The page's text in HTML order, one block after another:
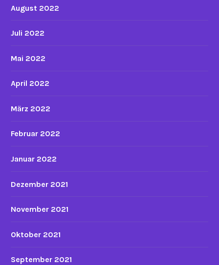
August 2022
Juli 2022
Mai 2022
April 2022
März 2022
Februar 2022
Januar 2022
Dezember 2021
November 2021
Oktober 2021
September 2021